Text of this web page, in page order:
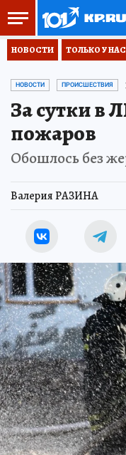
НОВОСТИ ТОЛЬКО У НАС
НОВОСТИ ПРОИСШЕСТВИЯ
За сутки в
пожаров
Обошлось без
Валерия РАЗИНА